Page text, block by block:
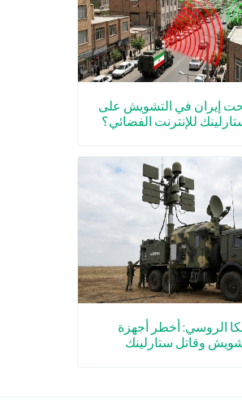
إيران في التشويش على
للإنترنت الفضائي؟
الروسي: أخطر أجهزة
وقاتل ستارلينك